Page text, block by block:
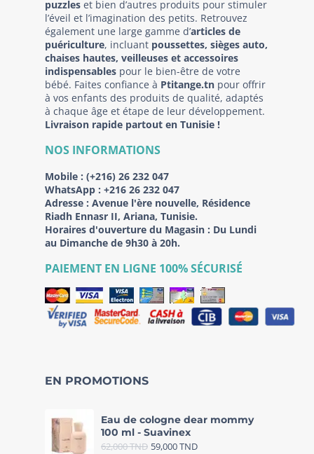
puzzles et bien d’autres produits pour stimuler
l’éveil et l’imagination des petits. Retrouvez
également une large gamme d’articles de
puériculture, incluant poussettes, sièges auto,
chaises hautes, veilleuses et accessoires
indispensables pour le bien-être de votre
bébé. Faites confiance à Ptitange.tn pour offrir
à vos enfants des produits de qualité, adaptés
à chaque âge et étape de leur développement.
Livraison rapide partout en Tunisie !
NOS INFORMATIONS
Mobile : (+216) 26 232 047
WhatsApp : +216 26 232 047
Adresse : Avenue l'ère nouvelle, Résidence
Riadh Ennasr II, Ariana, Tunisie.
Horaires d'ouverture du Magasin : Du Lundi
au Dimanche de 9h30 à 20h.
PAIEMENT EN LIGNE 100% SÉCURISÉ
EN PROMOTIONS
Eau de cologne dear mommy
100 ml - Suavinex
62,000TND 59,000TND